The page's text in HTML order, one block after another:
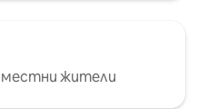
местни жители